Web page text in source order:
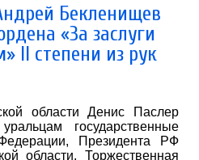
Бекленищев
«За заслуги
II степени из рук
области Денис Паслер
государственные
Президента РФ
области. Торжественная